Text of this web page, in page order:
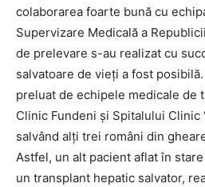
colaborarea foarte bună cu
Supervizare Medicală a
de prelevare s-au realizat cu
salvatoare de vieţi a fost
preluat de echipele medicale de
Clinic Fundeni şi Spitalului Clinic
salvând alţi trei români din
Astfel, un alt pacient aflat în
un transplant hepatic salvator,